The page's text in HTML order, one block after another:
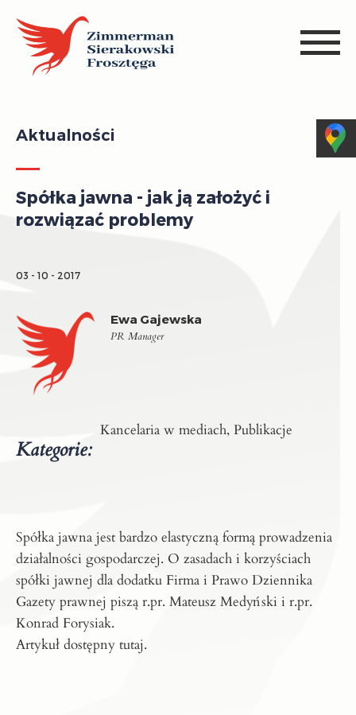
Aktualności
Spółka jawna - jak ją założyć i
rozwiązać problemy
03 - 10 - 2017
Ewa Gajewska
PR Manager
Kategorie:
Kancelaria w mediach, Publikacje
Spółka jawna jest bardzo elastyczną formą prowadzenia
działalności gospodarczej. O zasadach i korzyściach
spółki jawnej dla dodatku Firma i Prawo Dziennika
Gazety prawnej piszą r.pr. Mateusz Medyński i r.pr.
Konrad Forysiak.
Artykuł dostępny tutaj.